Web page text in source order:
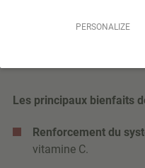
PERSONALIZE
caloriques (moins de 50
(pectine), en vitamine C,
Les principaux bienfaits
Renforcement du
vitamine C.